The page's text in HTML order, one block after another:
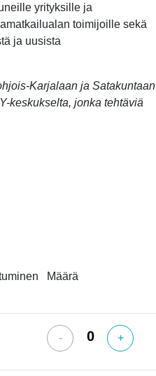
yrityksille ja
toimijoille sekä
ja uusista
Karjalaan ja Satakuntaan
keskukselta, jonka tehtäviä
Määrä
- +